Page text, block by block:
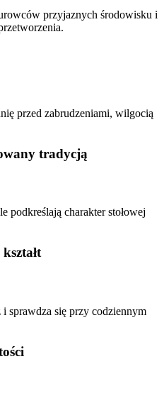
przyjaznych środowisku i
przed zabrudzeniami, wilgocią
tradycją
podkreślają charakter stołowej
sprawdza się przy codziennym